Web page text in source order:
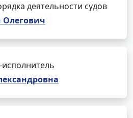
деятельности судов
Олегович